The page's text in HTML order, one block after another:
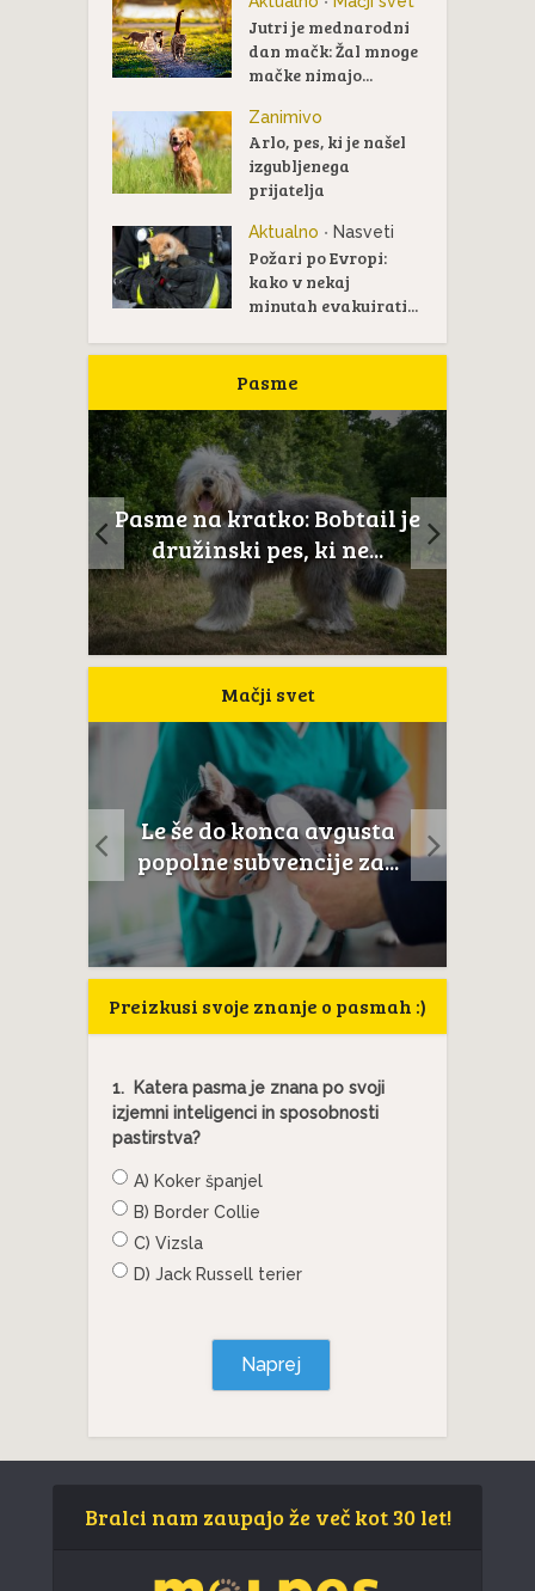
Jutri je mednarodni
dan mačk: Žal mnoge
mačke nimajo...
Zanimivo
Arlo, pes, ki je našel
izgubljenega
prijatelja
Aktualno • Nasveti
Požari po Evropi:
kako v nekaj
minutah evakuirati...
Pasme
Pasme na kratko:
Novoškotski prinašalec rac
je...
Mačji svet
Neverjetna mačja
anatomija: 8. del – Mačje
okostje
Preizkusi svoje znanje o pasmah :)
1.
Katera pasma je znana po svoji
izjemni inteligenci in sposobnosti
pastirstva?
A) Koker španjel
B) Border Collie
C) Vizsla
D) Jack Russell terier
Naprej
Bralci nam zaupajo že več kot 30 let!